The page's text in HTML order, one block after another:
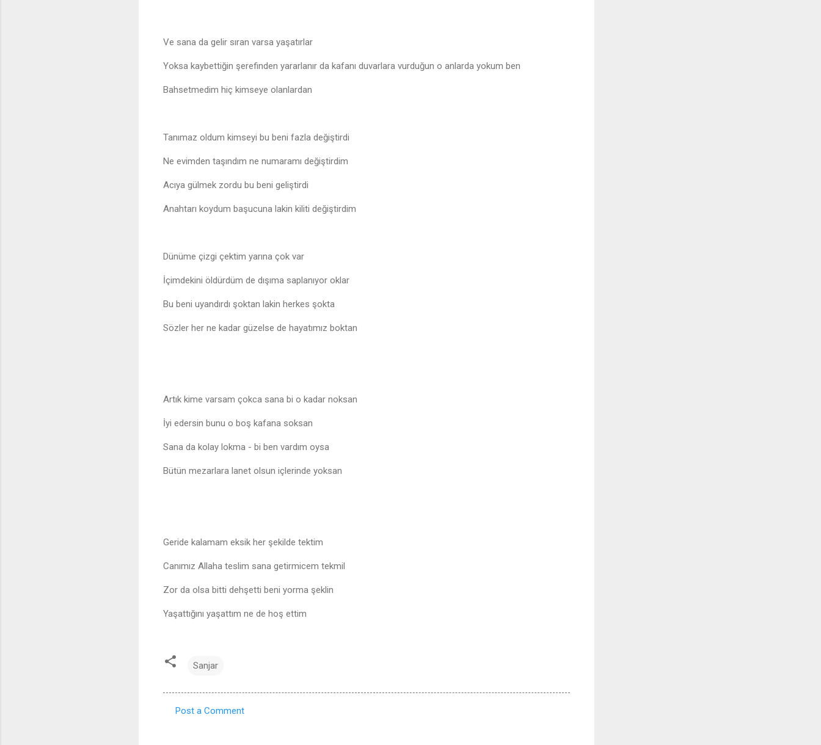
Ve sana da gelir sıran varsa yaşatırlar
Yoksa kaybettiğin şerefinden yararlanır da kafanı duvarlara vurduğun o anlarda yokum ben
Bahsetmedim hiç kimseye olanlardan
Tanımaz oldum kimseyi bu beni fazla değiştirdi
Ne evimden taşındım ne numaramı değiştirdim
Acıya gülmek zordu bu beni geliştirdi
Anahtarı koydum başucuna lakin kiliti değiştirdim
Dünüme çizgi çektim yarına çok var
İçimdekini öldürdüm de dışıma saplanıyor oklar
Bu beni uyandırdı şoktan lakin herkes şokta
Sözler her ne kadar güzelse de hayatımız boktan
Artık kime varsam çokca sana bi o kadar noksan
İyi edersin bunu o boş kafana soksan
Sana da kolay lokma - bi ben vardım oysa
Bütün mezarlara lanet olsun içlerinde yoksan
Geride kalamam eksik her şekilde tektim
Canımız Allaha teslim sana getirmicem tekmil
Zor da olsa bitti dehşetti beni yorma şeklin
Yaşattığını yaşattım ne de hoş ettim
Sanjar
Post a Comment